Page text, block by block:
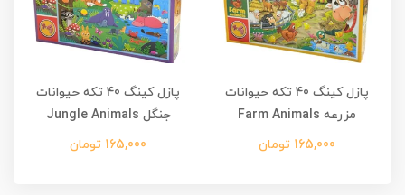
پازل کینگ 40 تکه حیوانات
مزرعه Farm Animals
165,000 تومان
پازل کینگ 40 تکه حیوانات
جنگل Jungle Animals
165,000 تومان